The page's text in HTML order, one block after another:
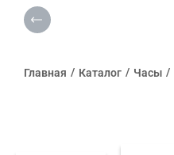
Главная Каталог Часы